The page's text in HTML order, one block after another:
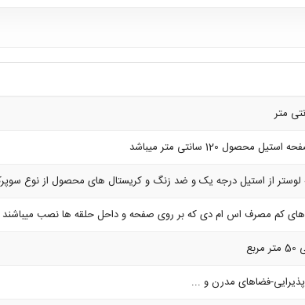
محصول 120 سانتی متر میباشد
از استیل درجه یک و ضد زنگ و کریستال های محصول از نوع
کم مصرف اس ام دی که بر روی صفحه و داحل حلقه ها نصب میباشند
فضاهای مدرن و ...